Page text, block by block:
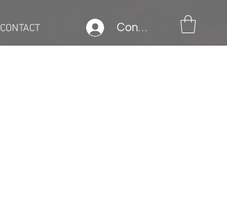
CONTACT Connexion